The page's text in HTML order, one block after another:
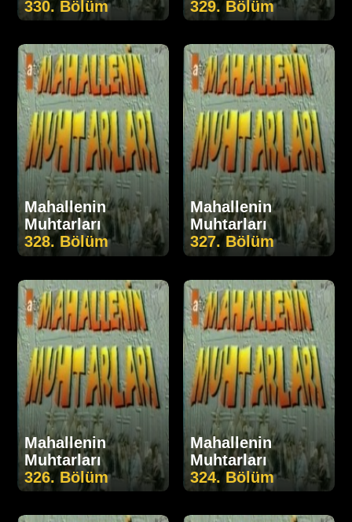
330. Bölüm
329. Bölüm
Mahallenin
Muhtarları
328. Bölüm
Mahallenin
Muhtarları
327. Bölüm
Mahallenin
Muhtarları
326. Bölüm
Mahallenin
Muhtarları
324. Bölüm